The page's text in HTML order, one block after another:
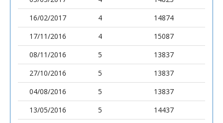
16/02/2017
4
14874
17/11/2016
4
15087
08/11/2016
5
13837
27/10/2016
5
13837
04/08/2016
5
13837
13/05/2016
5
14437